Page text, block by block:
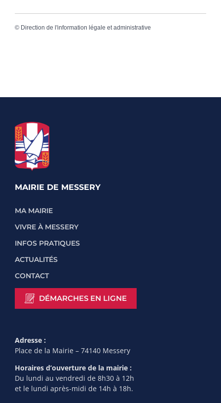
© Direction de l'information légale et administrative
MAIRIE DE MESSERY
MA MAIRIE
VIVRE À MESSERY
INFOS PRATIQUES
ACTUALITÉS
CONTACT
DÉMARCHES EN LIGNE
Adresse :
Place de la Mairie – 74140 Messery
Horaires d’ouverture de la mairie :
Du lundi au vendredi de 8h30 à 12h
et le lundi après-midi de 14h à 18h.